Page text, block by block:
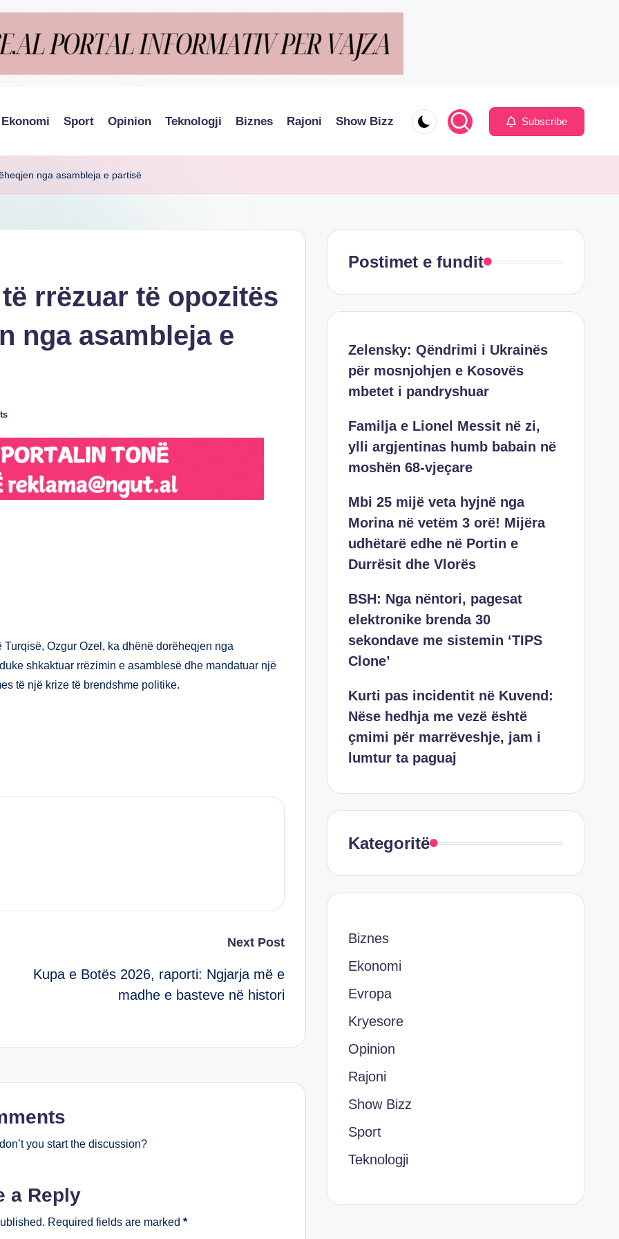
Ekonomi Sport Opinion Teknologji Biznes Rajoni Show Bizz Subscribe
nga asambleja e partisë
rrëzuar të opozitës
nga asambleja e
Ozgur Ozel, ka dhënë dorëheqjen nga
shkaktuar rrëzimin e asamblesë dhe mandatuar një
të një krize të brendshme politike.
Next Post
Kupa e Botës 2026, raporti: Ngjarja më e
madhe e basteve në histori
you start the discussion?
a Reply
Required fields are marked *
Postimet e fundit
Zelensky: Qëndrimi i Ukrainës
për mosnjohjen e Kosovës
mbetet i pandryshuar
Familja e Lionel Messit në zi,
ylli argjentinas humb babain në
moshën 68-vjeçare
Mbi 25 mijë veta hyjnë nga
Morina në vetëm 3 orë! Mijëra
udhëtarë edhe në Portin e
Durrësit dhe Vlorës
BSH: Nga nëntori, pagesat
elektronike brenda 30
sekondave me sistemin ‘TIPS
Clone’
Kurti pas incidentit në Kuvend:
Nëse hedhja me vezë është
çmimi për marrëveshje, jam i
lumtur ta paguaj
Kategoritë
Biznes
Ekonomi
Evropa
Kryesore
Opinion
Rajoni
Show Bizz
Sport
Teknologji